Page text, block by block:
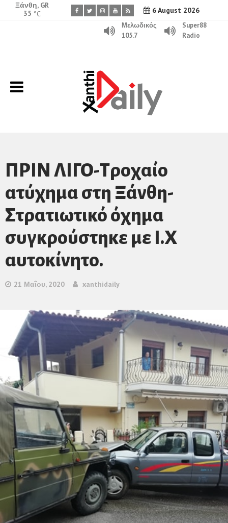
6 August 2026
Ξάνθη, GR
35 °C
Μελωδικός
105.7
Super88
Radio
ΠΡΙΝ ΛΙΓΟ-Τροχαίο
ατύχημα στη Ξάνθη-
Στρατιωτικό όχημα
συγκρούστηκε με Ι.Χ
αυτοκίνητο.
21 Μαΐου, 2020 xanthidaily